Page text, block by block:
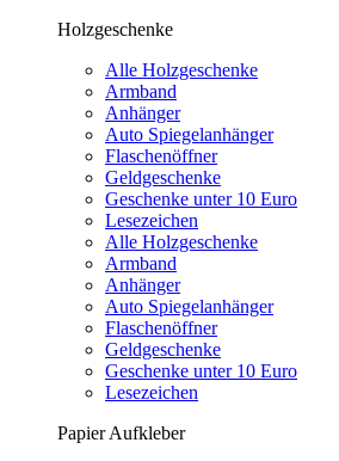
Holzgeschenke
Alle Holzgeschenke
Armband
Anhänger
Auto Spiegelanhänger
Flaschenöffner
Geldgeschenke
Geschenke unter 10 Euro
Lesezeichen
Alle Holzgeschenke
Armband
Anhänger
Auto Spiegelanhänger
Flaschenöffner
Geldgeschenke
Geschenke unter 10 Euro
Lesezeichen
Papier Aufkleber